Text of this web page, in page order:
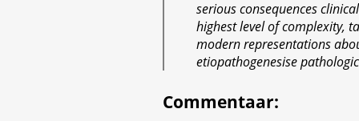
serious consequences
highest level of complexity,
modern representations
etiopathogenesise
Commentaar: